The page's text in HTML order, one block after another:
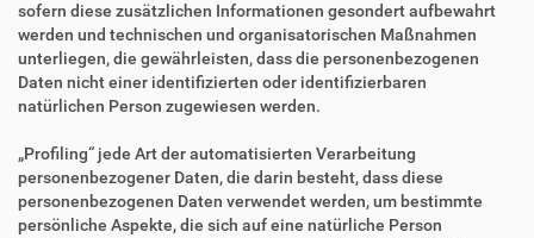
sofern diese zusätzlichen Informationen gesondert aufbewahrt
werden und technischen und organisatorischen Maßnahmen
unterliegen, die gewährleisten, dass die personenbezogenen
Daten nicht einer identifizierten oder identifizierbaren
natürlichen Person zugewiesen werden.
„Profiling“ jede Art der automatisierten Verarbeitung
personenbezogener Daten, die darin besteht, dass diese
personenbezogenen Daten verwendet werden, um bestimmte
persönliche Aspekte, die sich auf eine natürliche Person